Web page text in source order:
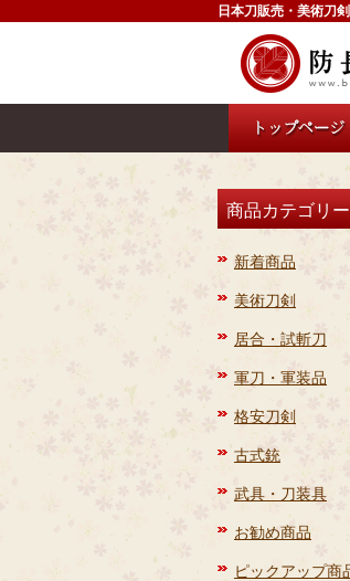
日本刀販売・美術刀
商品カテゴリー
新着商品
美術刀剣
居合・試斬刀
軍刀・軍装品
格安刀剣
古式銃
武具・刀装具
お勧め商品
ピックアップ商